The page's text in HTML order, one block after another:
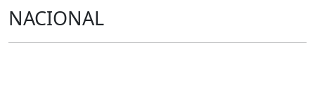
NACIONAL